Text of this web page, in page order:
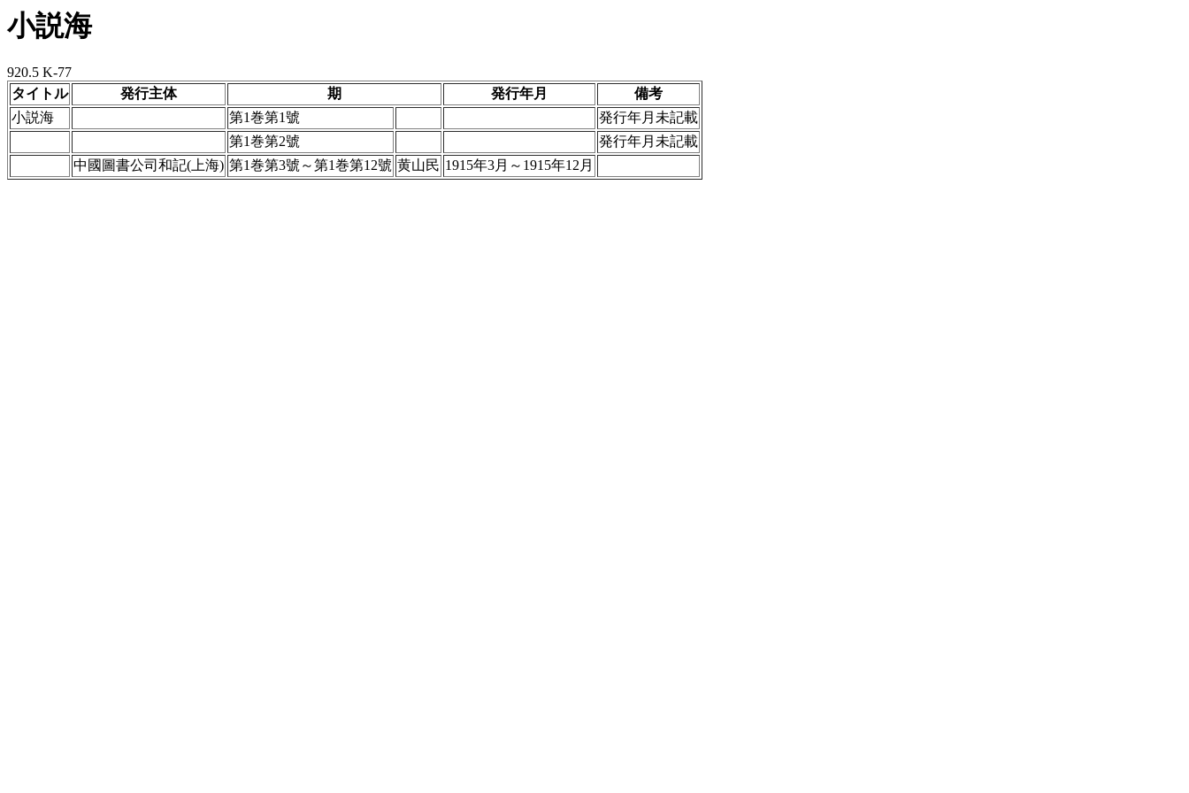
小説海
920.5 K-77
タイトル
発行主体 期 発行年月
備考
小説海
第1巻第1號
発行年月未記載
第1巻第2號
発行年月未記載
中國圖書公司和記(上海) 第1巻第3號～第1巻第12號 黄山民 1915年3月～1915年12月